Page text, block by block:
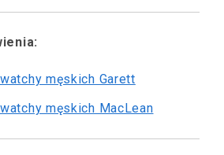
męskich Garett
męskich MacLean